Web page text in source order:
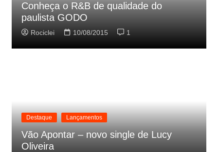
Conheça o R&B de qualidade do
paulista GODO
Rociclei 10/08/2015 1
Destaque Lançamentos
Vão Apontar – novo single de Lucy
Oliveira